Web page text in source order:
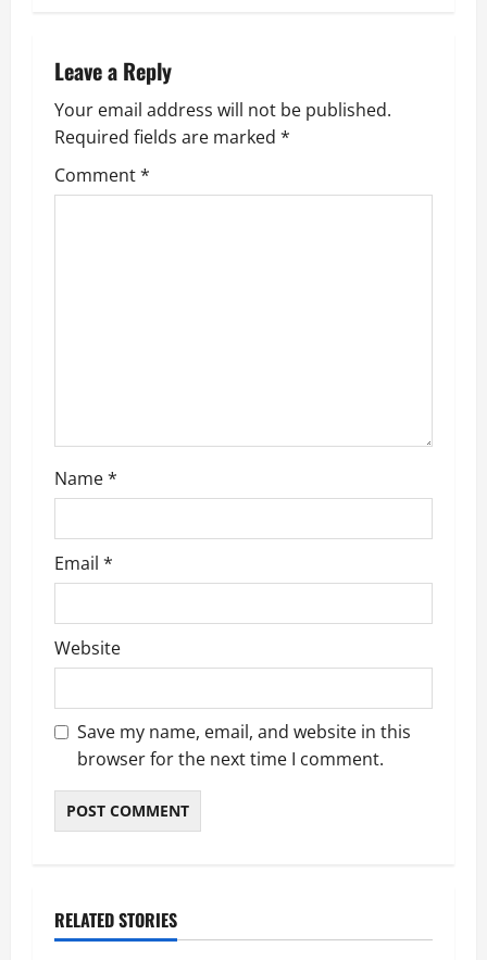
a
v
i
g
Leave a Reply
Your email address will not be published.
Required fields are marked *
Comment*
Name*
Email *
Website
Save my name, email, and website in this
browser for the next time I comment.
RELATED STORIES